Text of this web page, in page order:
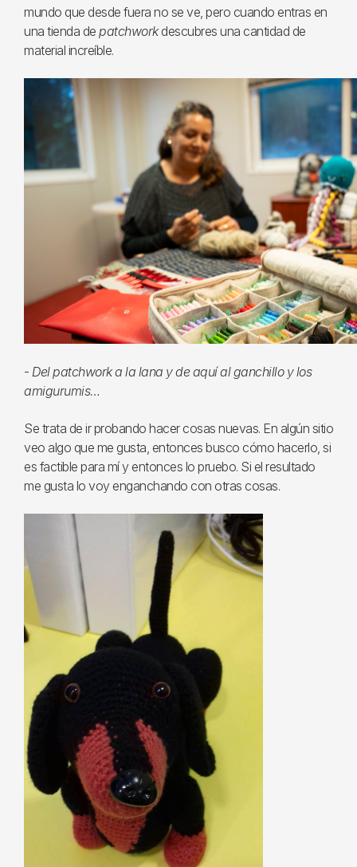
mundo que desde fuera no se ve, pero cuando entras en
una tienda de patchworkdescubres una cantidad de
material increíble.
- Del patchwork a la lana y de aquí al ganchillo y los
amigurumis…
Se trata de ir probando hacer cosas nuevas. En algún sitio
veo algo que me gusta, entonces busco cómo hacerlo, si
es factible para mí y entonces lo pruebo. Si el resultado
me gusta lo voy enganchando con otras cosas.